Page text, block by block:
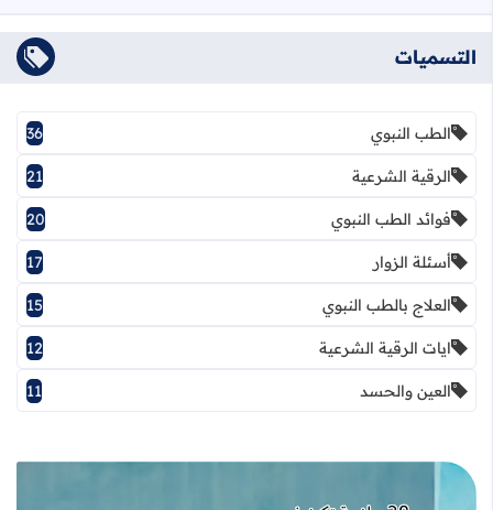
الطب النبوي 36
الرقية الشرعية 21
فوائد الطب النبوي 20
أسئلة الزوار 17
العلاج بالطب النبوي 15
ايات الرقية الشرعية 12